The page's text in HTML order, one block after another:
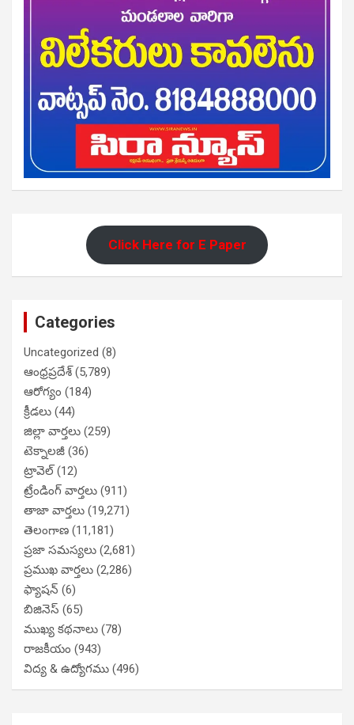
Click Here for E Paper
Categories
Uncategorized (8)
ఆంధ్రప్రదేశ్(5,789)
ఆరోగ్యం (184)
క్రీడలు (44)
జిల్లా వార్తలు (259)
టెక్నాలజీ (36)
ట్రావెల్(12)
ట్రేండింగ్ వార్తలు (911)
తాజా వార్తలు (19,271)
తెలంగాణ (11,181)
ప్రజా సమస్యలు (2,681)
ప్రముఖ వార్తలు (2,286)
ఫ్యాషన్ (6)
బిజినెస్ (65)
ముఖ్య కథనాలు (78)
రాజకీయం (943)
విద్య & ఉద్యోగము (496)